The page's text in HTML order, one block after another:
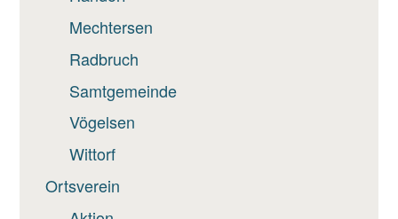
Mechtersen
Radbruch
Samtgemeinde
Vögelsen
Wittorf
Ortsverein